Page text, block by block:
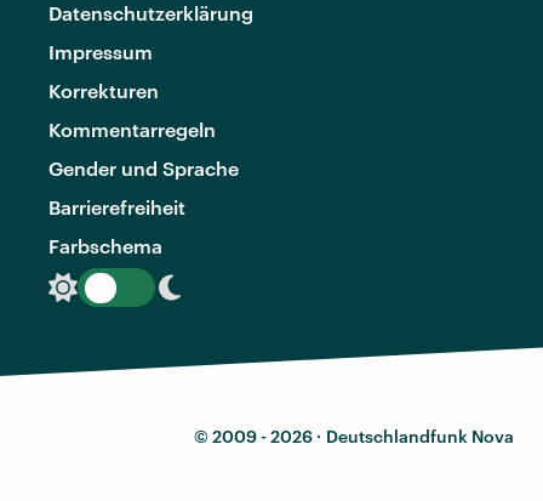
Datenschutzerklärung
Impressum
Korrekturen
Kommentarregeln
Gender und Sprache
Barrierefreiheit
Farbschema
© 2009 - 2026 · Deutschlandfunk Nova